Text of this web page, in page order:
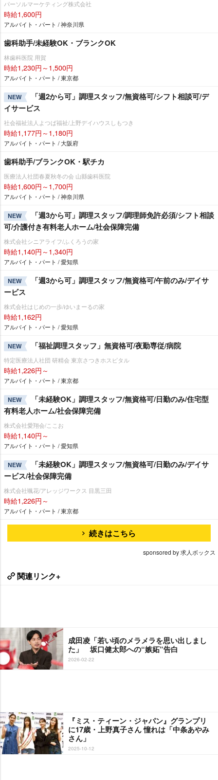
パーソルマーケティング株式会社
時給1,600円
アルバイト・パート / 神奈川県
歯科助手/未経験OK・ブランクOK
林歯科医院 用賀
時給1,230円～1,500円
アルバイト・パート / 東京都
NEW
「週2から可」調理スタッフ/無資格可/シフト相談可/デ
イサービス
社会福祉法人よつば福祉/上野デイハウスしもつき
時給1,177円～1,180円
アルバイト・パート / 大阪府
歯科助手/ブランクOK・駅チカ
医療法人社団春夏秋冬の会 山縣歯科医院
時給1,600円～1,700円
アルバイト・パート / 神奈川県
NEW
「週3から可」調理スタッフ/調理師免許必須/シフト相談
可/介護付き有料老人ホーム/社会保障完備
株式会社シニアライフ/ふくろうの家
時給1,140円～1,340円
アルバイト・パート / 愛知県
NEW
「週3から可」調理スタッフ/無資格可/午前のみ/デイサ
ービス
株式会社はじめの一歩/ゆいまーるの家
時給1,162円
アルバイト・パート / 愛知県
NEW 「福祉調理スタッフ」無資格可/夜勤専従/病院
特定医療法人社団 研精会 東京さつきホスピタル
時給1,226円～
アルバイト・パート / 東京都
NEW
「未経験OK」調理スタッフ/無資格可/日勤のみ/住宅型
有料老人ホーム/社会保障完備
株式会社愛翔会/ここお
時給1,140円～
アルバイト・パート / 愛知県
NEW
「未経験OK」調理スタッフ/無資格可/日勤のみ/デイサ
ービス/社会保障完備
株式会社颯花/アレッジワークス 目黒三田
時給1,226円～
アルバイト・パート / 東京都
続きはこちら
sponsored by 求人ボックス
関連リンク+
成田凌「若い頃のメラメラを思い出しまし
た」 坂口健太郎への“嫉妬”告白
2026-02-22
『ミス・ティーン・ジャパン』グランプリ
に17歳・上野真子さん 憧れは「中条あやみ
さん」
2025-10-12